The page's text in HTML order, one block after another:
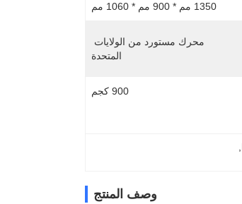
1350 مم * 900 مم * 1060 مم
المتحدة
900 كجم
وصف المنتج